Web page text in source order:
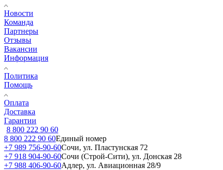
Новости
Команда
Партнеры
Отзывы
Вакансии
Информация
Политика
Помощь
Оплата
Доставка
Гарантии
8 800 222 90 60
8 800 222 90 60Единый номер
+7 989 756-90-60Сочи, ул. Пластунская 72
+7 918 904-90-60Сочи (Строй-Сити), ул. Донская 28
+7 988 406-90-60Адлер, ул. Авиационная 28/9